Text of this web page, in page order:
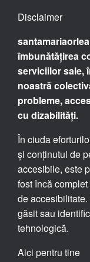
Disclaimer
îmbunătățirea
serviciilor sale,
noastră
probleme,
cu dizabilități.
În ciuda
și conținutul de
accesibile, este
fost încă
de
găsit sau
tehnologică.
Aici pentru tine